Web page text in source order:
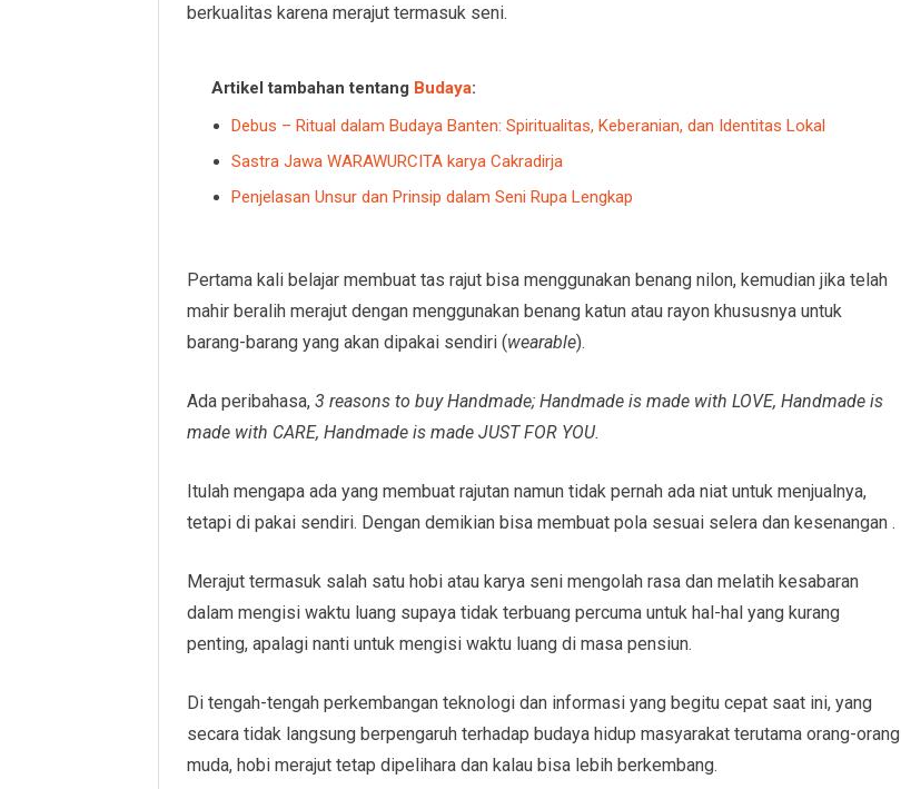
berkualitas karena merajut termasuk seni.
Artikel tambahan tentang Budaya:
Debus – Ritual dalam Budaya Banten: Spiritualitas, Keberanian, dan Identitas Lokal
Sastra Jawa WARAWURCITA karya Cakradirja
Penjelasan Unsur dan Prinsip dalam Seni Rupa Lengkap
Pertama kali belajar membuat tas rajut bisa menggunakan benang nilon, kemudian jika telah
mahir beralih merajut dengan menggunakan benang katun atau rayon khususnya untuk
barang-barang yang akan dipakai sendiri (wearable).
Ada peribahasa, 3 reasons to buy Handmade; Handmade is made with LOVE, Handmade is
made with CARE, Handmade is made JUST FOR YOU.
Itulah mengapa ada yang membuat rajutan namun tidak pernah ada niat untuk menjualnya,
tetapi di pakai sendiri. Dengan demikian bisa membuat pola sesuai selera dan kesenangan .
Merajut termasuk salah satu hobi atau karya seni mengolah rasa dan melatih kesabaran
dalam mengisi waktu luang supaya tidak terbuang percuma untuk hal-hal yang kurang
penting, apalagi nanti untuk mengisi waktu luang di masa pensiun.
Di tengah-tengah perkembangan teknologi dan informasi yang begitu cepat saat ini, yang
secara tidak langsung berpengaruh terhadap budaya hidup masyarakat terutama orang-orang
muda, hobi merajut tetap dipelihara dan kalau bisa lebih berkembang.